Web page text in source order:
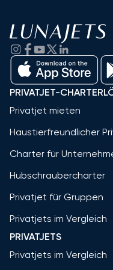
PRIVATJET-
Privatjet mieten
Haustierfreundlicher
Charter für
Hubschraubercharter
Privatjet für Gruppen
Privatjets im Vergleich
PRIVATJETS
Privatjets im Vergleich